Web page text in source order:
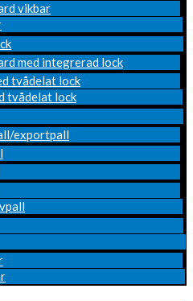
vikbar
med integrerad lock
tvådelat lock
tvådelat lock
exportpall